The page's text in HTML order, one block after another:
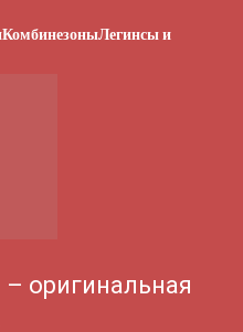
КомбинезоныЛегинсы и
оригинальная